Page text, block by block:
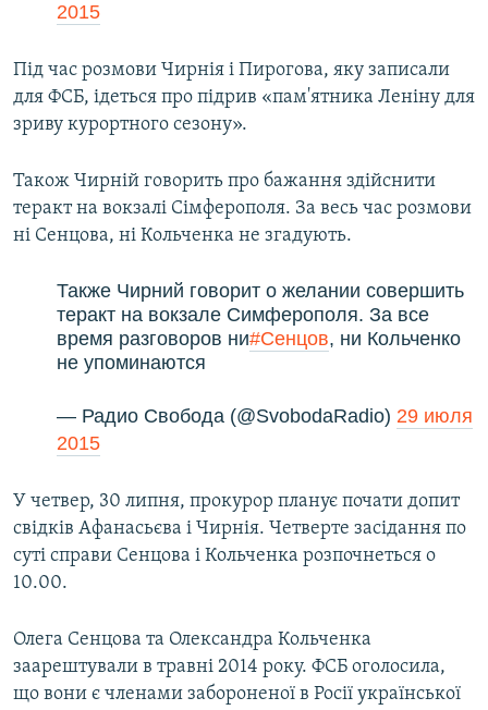
2015
Під час розмови Чирнія і Пирогова, яку записали
для ФСБ, ідеться про підрив «пам'ятника Леніну для
зриву курортного сезону».
Також Чирній говорить про бажання здійснити
теракт на вокзалі Сімферополя. За весь час розмови
ні Сенцова, ні Кольченка не згадують.
Также Чирний говорит о желании совершить
теракт на вокзале Симферополя. За все
время разговоров ни#Сенцов, ни Кольченко
не упоминаются
— Радио Свобода (@SvobodaRadio) 29 июля
2015
У четвер, 30 липня, прокурор планує почати допит
свідків Афанасьєва і Чирнія. Четверте засідання по
суті справи Сенцова і Кольченка розпочнеться о
10.00.
Олега Сенцова та Олександра Кольченка
заарештували в травні 2014 року. ФСБ оголосила,
що вони є членами забороненої в Росії української